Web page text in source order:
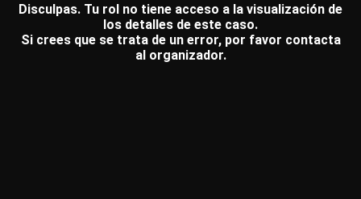
Disculpas. Tu rol no tiene acceso a la visualización de
los detalles de este caso.
Si crees que se trata de un error, por favor contacta
al organizador.